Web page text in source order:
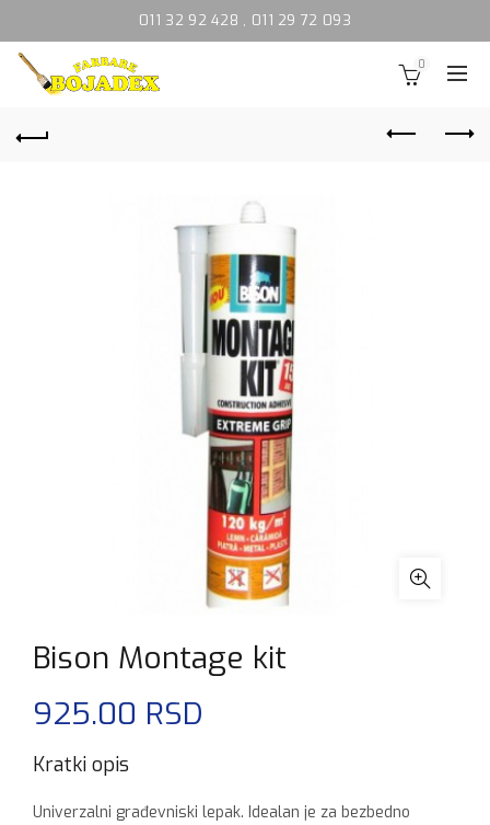
011 32 92 428 , 011 29 72 093
0
Bison Montage kit
925.00 RSD
Kratki opis
Univerzalni građevniski lepak. Idealan je za bezbedno